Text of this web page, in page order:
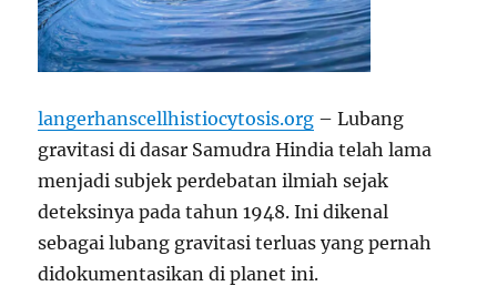
langerhanscellhistiocytosis.org – Lubang
gravitasi di dasar Samudra Hindia telah lama
menjadi subjek perdebatan ilmiah sejak
deteksinya pada tahun 1948. Ini dikenal
sebagai lubang gravitasi terluas yang pernah
didokumentasikan di planet ini.